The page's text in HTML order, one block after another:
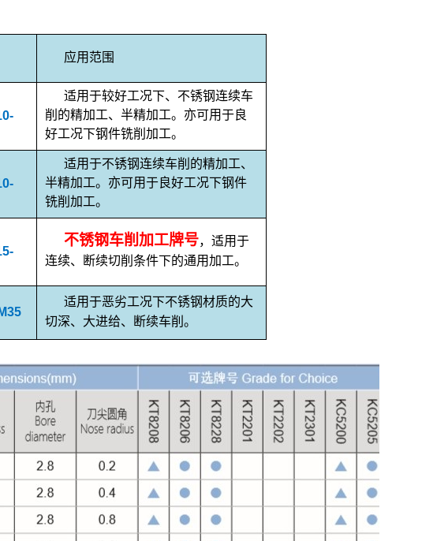
应用范围
适用于较好工况下、不锈钢连续车
削的精加工、半精加工。亦可用于良
好工况下钢件铣削加工。
适用于不锈钢连续车削的精加工、
半精加工。亦可用于良好工况下钢件
铣削加工。
不锈钢车削加工牌号，适用于
连续、断续切削条件下的通用加工。
适用于恶劣工况下不锈钢材质的大
切深、大进给、断续车削。